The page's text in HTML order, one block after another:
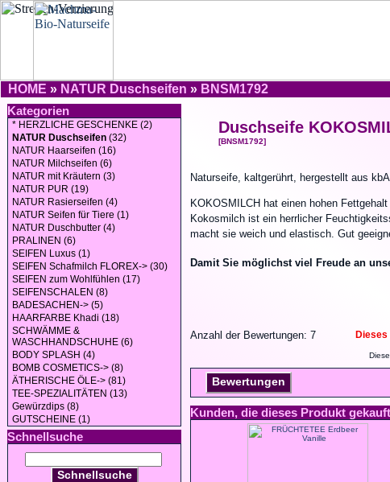
HOME » NATUR Duschseifen » BNSM1792
Kategorien
* HERZLICHE GESCHENKE (2)
NATUR Duschseifen (32)
NATUR Haarseifen (16)
NATUR Milchseifen (6)
NATUR mit Kräutern (3)
NATUR PUR (19)
NATUR Rasierseifen (4)
NATUR Seifen für Tiere (1)
NATUR Duschbutter (4)
PRALINEN (6)
SEIFEN Luxus (1)
SEIFEN Schafmilch FLOREX-> (30)
SEIFEN zum Wohlfühlen (17)
SEIFENSCHALEN (8)
BADESACHEN-> (5)
HAARFARBE Khadi (18)
SCHWÄMME &
WASCHHANDSCHUHE (6)
BODY SPLASH (4)
BOMB COSMETICS-> (8)
ÄTHERISCHE ÖLE-> (81)
TEE-SPEZIALITÄTEN (13)
Gewürzdips (8)
GUTSCHEINE (1)
Schnellsuche
Schnellsuche
Duschseife
[BNSM1792]
Naturseife, kaltgerührt, hergestellt aus
KOKOSMILCH hat einen hohen
Kokosmilch ist ein herrlicher
macht sie weich und elastisch. Gut
Damit Sie möglichst viel Freude an
Anzahl der Bewertungen: 7
Bewertungen
Kunden, die dieses Produkt